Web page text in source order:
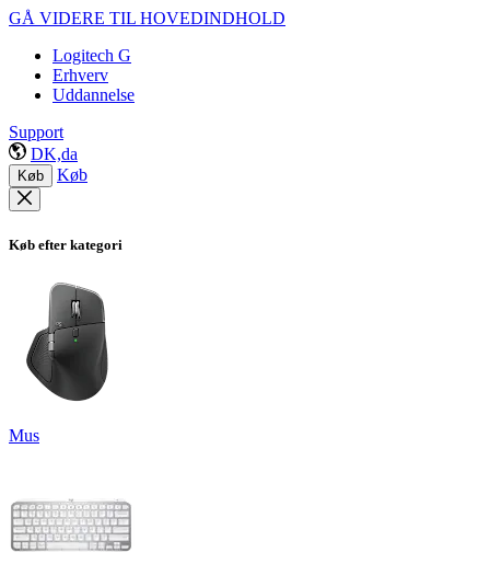
GÅ VIDERE TIL HOVEDINDHOLD
Logitech G
Erhverv
Uddannelse
Support
DK,da
Køb Køb
Køb efter kategori
Mus